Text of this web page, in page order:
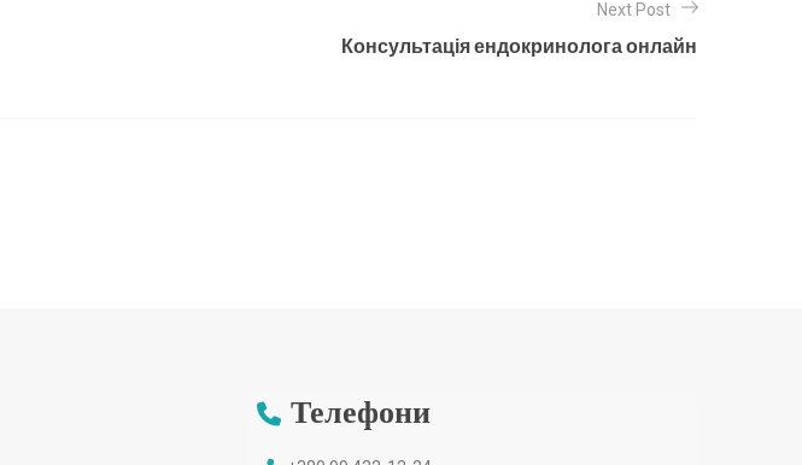
Next Post
Консультація ендокринолога онлайн
Телефони